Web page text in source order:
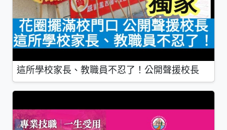
這所學校家長、教職員不忍了！公開聲援校長